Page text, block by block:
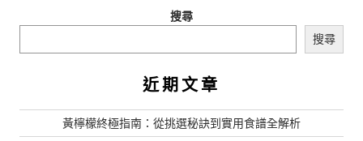
搜尋
搜尋
近期文章
黃檸檬終極指南：從挑選秘訣到實用食譜全解析